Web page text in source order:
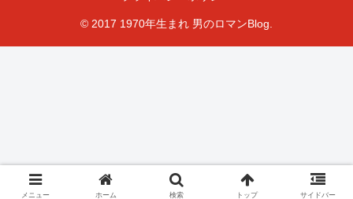
© 2017 1970年生まれ 男のロマンBlog.
メニュー ホーム 検索 トップ サイドバー